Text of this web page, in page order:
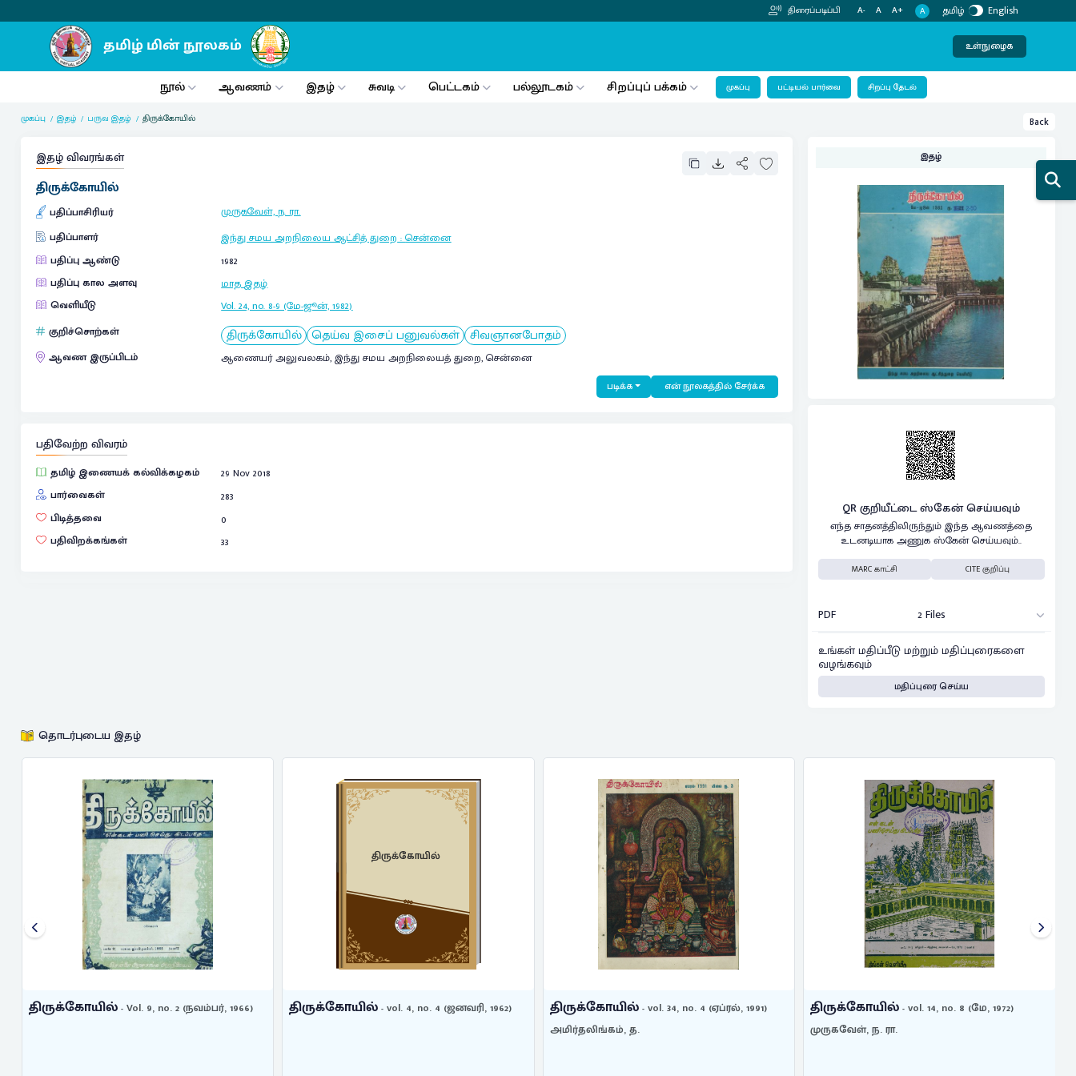
திரைப்படிப்பி A- A A+ A தமிழ் English
உள்நுழைக
நூல் ஆவணம் இதழ் சுவடி பெட்டகம் பல்லூடகம் சிறப்புப் பக்கம் முகப்பு பட்டியல் பார்வை சிறப்பு தேடல்
முகப்பு இதழ் பருவ இதழ் திருக்கோயில் Back
இதழ் விவரங்கள்
திருக்கோயில்
பதிப்பாசிரியர்
முருகவேள், ந. ரா.
பதிப்பாளர்
இந்து சமய அறநிலைய ஆட்சித் துறை:சென்னை
பதிப்பு ஆண்டு
1982
பதிப்பு கால அளவு
மாத இதழ்
வெளியீடு
Vol. 24, no. 8-9 (மே-ஜூன், 1982)
குறிச்சொற்கள்
திருக்கோயில் தெய்வ இசைப் பனுவல்கள் சிவஞானபோதம்
ஆவண இருப்பிடம் ஆணையர் அலுவலகம், இந்து சமய அறநிலையத் துறை, சென்னை
படிக்க என் நூலகத்தில் சேர்க்க
பதிவேற்ற விவரம்
தமிழ் இணையக் கல்விக்கழகம்
29 Nov 2018
பார்வைகள்
283
பிடித்தவை
0
பதிவிறக்கங்கள்
33
இதழ்
QR குறியீட்டை ஸ்கேன் செய்யவும்
எந்த சாதனத்திலிருந்தும் இந்த ஆவணத்தை
உடனடியாக அணுக ஸ்கேன் செய்யவும்..
MARC காட்சி CITE குறிப்பு
PDF 2 Files
உங்கள் மதிப்பீடு மற்றும் மதிப்புரைகளை
வழங்கவும்
மதிப்புரை செய்ய
தொடர்புடைய இதழ்
திருக்கோயில்- Vol. 9, no. 2 (நவம்பர், 1966)
திருக்கோயில்
திருக்கோயில்- vol. 4, no. 4 (ஜனவரி, 1962) திருக்கோயில்- vol. 34, no. 4 (ஏப்ரல், 1991)
அமிர்தலிங்கம், த.
திருக்கோயில்- vol. 14, no. 8 (மே, 1972)
முருகவேள், ந. ரா.